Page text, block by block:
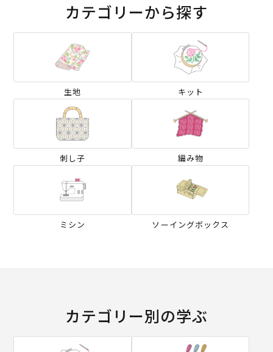
カテゴリーから探す
生地 キット
刺し子 編み物
ミシン ソーイングボックス
カテゴリー別の学ぶ